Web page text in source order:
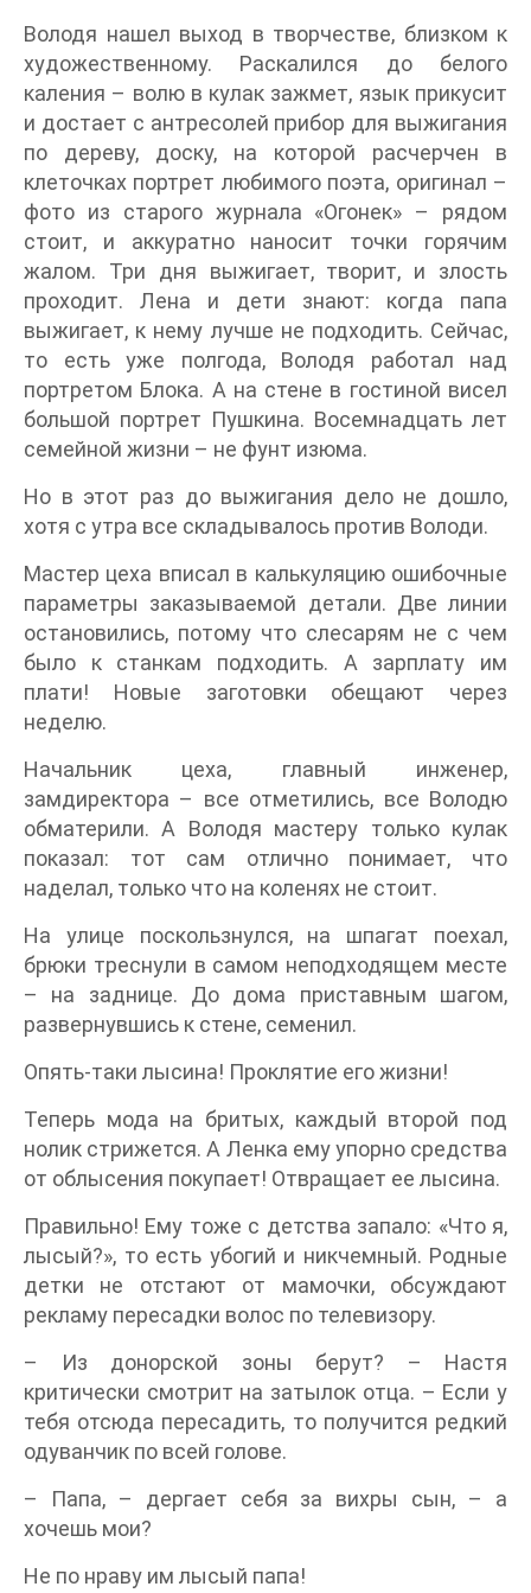
Володя нашел выход в творчестве, близком к
художественному. Раскалился до белого
каления – волю в кулак зажмет, язык прикусит
и достает с антресолей прибор для выжигания
по дереву, доску, на которой расчерчен в
клеточках портрет любимого поэта, оригинал –
фото из старого журнала «Огонек» – рядом
стоит, и аккуратно наносит точки горячим
жалом. Три дня выжигает, творит, и злость
проходит. Лена и дети знают: когда папа
выжигает, к нему лучше не подходить. Сейчас,
то есть уже полгода, Володя работал над
портретом Блока. А на стене в гостиной висел
большой портрет Пушкина. Восемнадцать лет
семейной жизни – не фунт изюма.
Но в этот раз до выжигания дело не дошло,
хотя с утра все складывалось против Володи.
Мастер цеха вписал в калькуляцию ошибочные
параметры заказываемой детали. Две линии
остановились, потому что слесарям не с чем
было к станкам подходить. А зарплату им
плати! Новые заготовки обещают через
неделю.
Начальник цеха, главный инженер,
замдиректора – все отметились, все Володю
обматерили. А Володя мастеру только кулак
показал: тот сам отлично понимает, что
наделал, только что на коленях не стоит.
На улице поскользнулся, на шпагат поехал,
брюки треснули в самом неподходящем месте
– на заднице. До дома приставным шагом,
развернувшись к стене, семенил.
Опять-таки лысина! Проклятие его жизни!
Теперь мода на бритых, каждый второй под
нолик стрижется. А Ленка ему упорно средства
от облысения покупает! Отвращает ее лысина.
Правильно! Ему тоже с детства запало: «Что я,
лысый?», то есть убогий и никчемный. Родные
детки не отстают от мамочки, обсуждают
рекламу пересадки волос по телевизору.
– Из донорской зоны берут? – Настя
критически смотрит на затылок отца. – Если у
тебя отсюда пересадить, то получится редкий
одуванчик по всей голове.
– Папа, – дергает себя за вихры сын, – а
хочешь мои?
Не по нраву им лысый папа!